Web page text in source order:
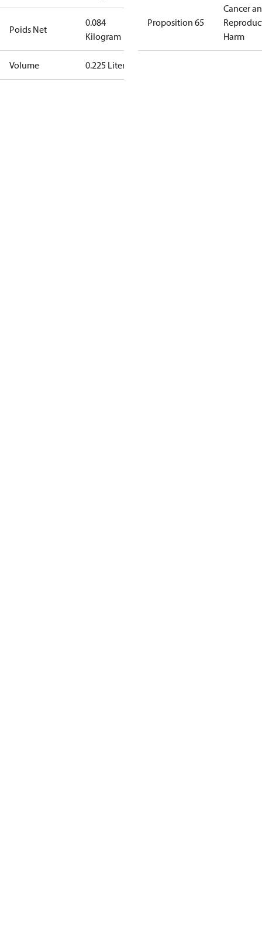
Poids Net
0.084
Kilogram
Volume 0.225 Liter
Proposition 65
Cancer
Harm